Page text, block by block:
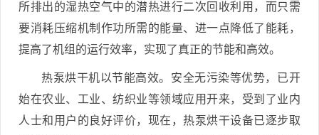
所排出的湿热空气中的潜热进行二次回收利用，而只需
要消耗压缩机制作功所需的能量、进一点降低了能耗，
提高了机组的运行效率，实现了真正的节能和高效。
热泵烘干机以节能高效。安全无污染等优势，已开
始在农业、工业、纺织业等领域应用开来，受到了业内
人士和用户的良好评价，现在，热泵烘干设备已逐步取